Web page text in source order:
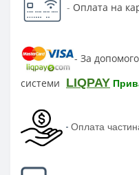
- Оплата на
- За
системи LIQPAY
- Оплата